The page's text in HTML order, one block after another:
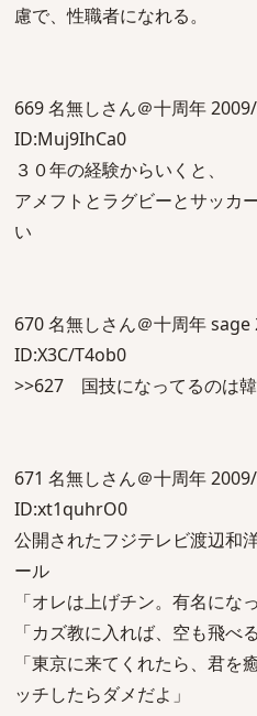
慮で、性職者になれる。
669 名無しさん＠十周年
ID:Muj9IhCa0
３０年の経験からいくと、
アメフトとラグビーとサッカ
い
670 名無しさん＠十周年
ID:X3C/T4ob0
>>627 国技になってるのは
671 名無しさん＠十周年
ID:xt1quhrO0
公開されたフジテレビ渡辺和
ール
「オレは上げチン。有名にな
「カズ教に入れば、空も飛べ
「東京に来てくれたら、君を
ッチしたらダメだよ」